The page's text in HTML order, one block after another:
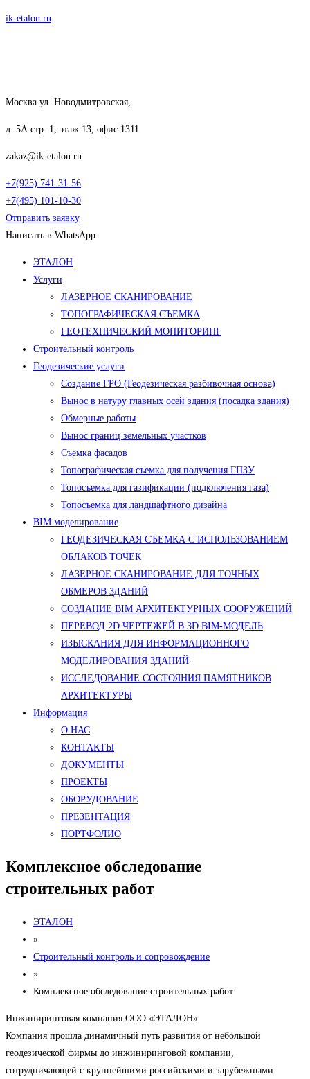
Перейти
ik-etalon.ru
Москва ул. Новодмитровская,
д. 5А стр. 1, этаж 13, офис 1311
zakaz@ik-etalon.ru
+7(925) 741-31-56
+7(495) 101-10-30
Отправить заявку
Написать в WhatsApp
Меню
ЭТАЛОН
Услуги
ЛАЗЕРНОЕ СКАНИРОВАНИЕ
ТОПОГРАФИЧЕСКАЯ СЪЕМКА
ГЕОТЕХНИЧЕСКИЙ МОНИТОРИНГ
Строительный контроль
Геодезические услуги
Создание ГРО (Геодезическая разбивочная основа)
Вынос в натуру главных осей здания (посадка здания)
Обмерные работы
Вынос границ земельных участков
Съемка фасадов
Топографическая съемка для получения ГПЗУ
Топосъемка для газификации (подключения газа)
Топосъемка для ландшафтного дизайна
BIM моделирование
ГЕОДЕЗИЧЕСКАЯ СЪЕМКА С ИСПОЛЬЗОВАНИЕМ
ОБЛАКОВ ТОЧЕК
ЛАЗЕРНОЕ СКАНИРОВАНИЕ ДЛЯ ТОЧНЫХ
ОБМЕРОВ ЗДАНИЙ
СОЗДАНИЕ BIM АРХИТЕКТУРНЫХ СООРУЖЕНИЙ
ПЕРЕВОД 2D ЧЕРТЕЖЕЙ В 3D BIM-МОДЕЛЬ
ИЗЫСКАНИЯ ДЛЯ ИНФОРМАЦИОННОГО
МОДЕЛИРОВАНИЯ ЗДАНИЙ
ИССЛЕДОВАНИЕ СОСТОЯНИЯ ПАМЯТНИКОВ
АРХИТЕКТУРЫ
Информация
О НАС
КОНТАКТЫ
ДОКУМЕНТЫ
ПРОЕКТЫ
ОБОРУДОВАНИЕ
ПРЕЗЕНТАЦИЯ
ПОРТФОЛИО
Комплексное обследование
строительных работ
ЭТАЛОН
»
Строительный контроль и сопровождение
»
Комплексное обследование строительных работ
Инжиниринговая компания ООО «ЭТАЛОН»
Компания прошла динамичный путь развития от небольшой
геодезической фирмы до инжиниринговой компании,
сотрудничающей с крупнейшими российскими и зарубежными